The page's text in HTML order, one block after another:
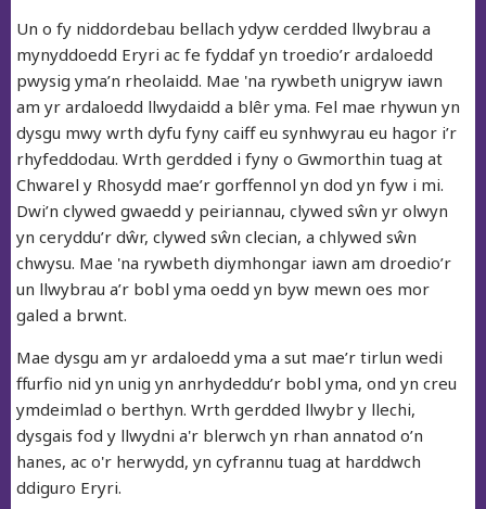
Un o fy niddordebau bellach ydyw cerdded llwybrau a
mynyddoedd Eryri ac fe fyddaf yn troedio’r ardaloedd
pwysig yma’n rheolaidd. Mae 'na rywbeth unigryw iawn
am yr ardaloedd llwydaidd a blêr yma. Fel mae rhywun yn
dysgu mwy wrth dyfu fyny caiff eu synhwyrau eu hagor i’r
rhyfeddodau. Wrth gerdded i fyny o Gwmorthin tuag at
Chwarel y Rhosydd mae’r gorffennol yn dod yn fyw i mi.
Dwi’n clywed gwaedd y peiriannau, clywed sŵn yr olwyn
yn ceryddu’r dŵr, clywed sŵn clecian, a chlywed sŵn
chwysu. Mae 'na rywbeth diymhongar iawn am droedio’r
un llwybrau a’r bobl yma oedd yn byw mewn oes mor
galed a brwnt.
Mae dysgu am yr ardaloedd yma a sut mae’r tirlun wedi
ffurfio nid yn unig yn anrhydeddu’r bobl yma, ond yn creu
ymdeimlad o berthyn. Wrth gerdded llwybr y llechi,
dysgais fod y llwydni a'r blerwch yn rhan annatod o’n
hanes, ac o'r herwydd, yn cyfrannu tuag at harddwch
ddiguro Eryri.